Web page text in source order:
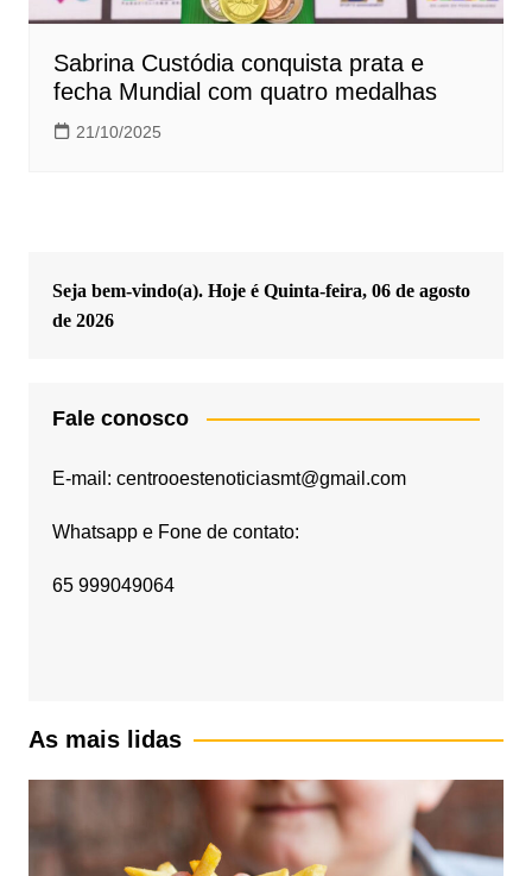
Sabrina Custódia conquista prata e
fecha Mundial com quatro medalhas
21/10/2025
Seja bem-vindo(a). Hoje é Quinta-feira, 06 de agosto
de 2026
Fale conosco
E-mail: centrooestenoticiasmt@gmail.com
Whatsapp e Fone de contato:
65 999049064
As mais lidas